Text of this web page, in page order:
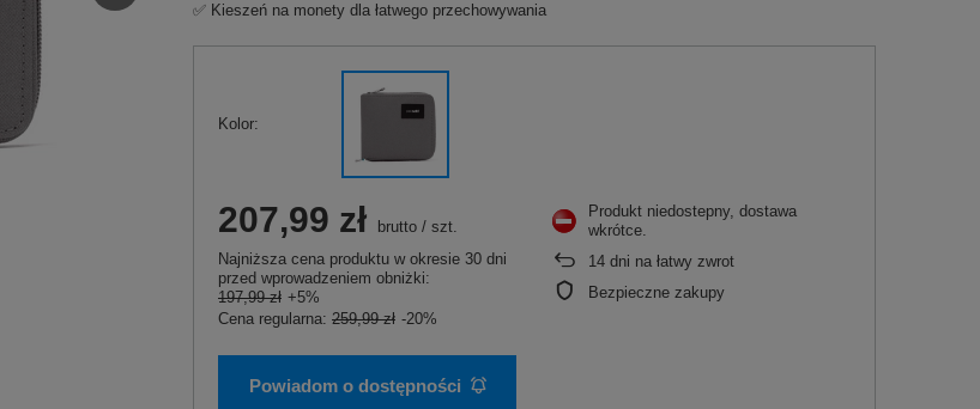
✅ Kieszeń na monety dla łatwego przechowywania
Kolor
207,99 zł brutto / szt.
Najniższa cena produktu w okresie 30 dni
przed wprowadzeniem obniżki:
197,99 zł +5%
Cena regularna: 259,99 zł -20%
Powiadom o dostępności
Produkt niedostepny, dostawa
wkrótce
14 dni na łatwy zwrot
Bezpieczne zakupy